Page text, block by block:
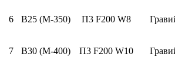
6 В25 (М-350) П3 F200 W8
7 В30 (М-400) П3 F200 W10